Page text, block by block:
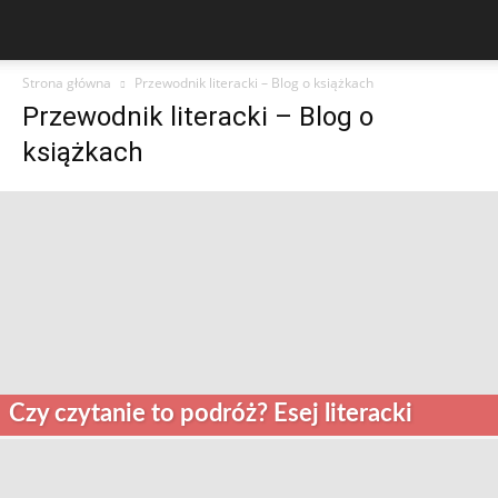
Strona główna Przewodnik literacki – Blog o książkach
Przewodnik literacki – Blog o
książkach
Czy czytanie to podróż? Esej literacki